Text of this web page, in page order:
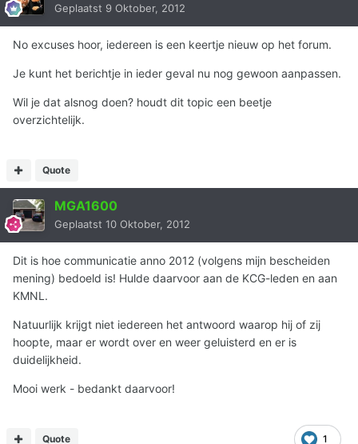
Geplaatst 9 Oktober, 2012
No excuses hoor, iedereen is een keertje nieuw op het forum.
Je kunt het berichtje in ieder geval nu nog gewoon aanpassen.
Wil je dat alsnog doen? houdt dit topic een beetje
overzichtelijk.
Quote
MGA1600
Geplaatst 10 Oktober, 2012
Dit is hoe communicatie anno 2012 (volgens mijn bescheiden
mening) bedoeld is! Hulde daarvoor aan de KCG-leden en aan
KMNL.
Natuurlijk krijgt niet iedereen het antwoord waarop hij of zij
hoopte, maar er wordt over en weer geluisterd en er is
duidelijkheid.
Mooi werk - bedankt daarvoor!
1
Quote